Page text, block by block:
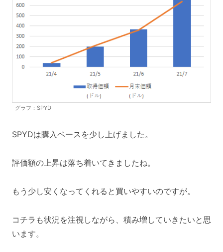
グラフ：SPYD
SPYDは購入ペースを少し上げました。
評価額の上昇は落ち着いてきましたね。
もう少し安くなってくれると買いやすいのですが。
コチラも状況を注視しながら、積み増していきたいと思
います。